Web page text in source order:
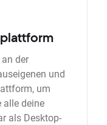
der
und
um
alle deine
als Desktop-